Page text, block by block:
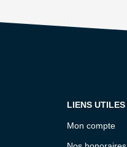
LIENS UTILES
Mon compte